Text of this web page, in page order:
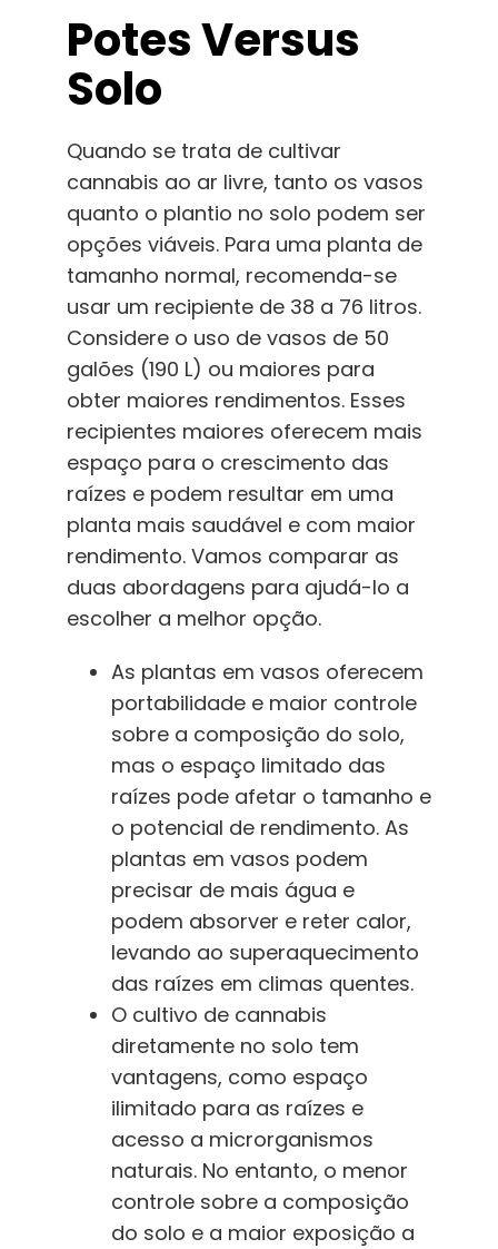
Potes Versus
Solo
Quando se trata de cultivar
cannabis ao ar livre, tanto os vasos
quanto o plantio no solo podem ser
opções viáveis. Para uma planta de
tamanho normal, recomenda-se
usar um recipiente de 38 a 76 litros.
Considere o uso de vasos de 50
galões (190 L) ou maiores para
obter maiores rendimentos. Esses
recipientes maiores oferecem mais
espaço para o crescimento das
raízes e podem resultar em uma
planta mais saudável e com maior
rendimento. Vamos comparar as
duas abordagens para ajudá-lo a
escolher a melhor opção.
As plantas em vasos oferecem
portabilidade e maior controle
sobre a composição do solo,
mas o espaço limitado das
raízes pode afetar o tamanho e
o potencial de rendimento. As
plantas em vasos podem
precisar de mais água e
podem absorver e reter calor,
levando ao superaquecimento
das raízes em climas quentes.
O cultivo de cannabis
diretamente no solo tem
vantagens, como espaço
ilimitado para as raízes e
acesso a microrganismos
naturais. No entanto, o menor
controle sobre a composição
do solo e a maior exposição a